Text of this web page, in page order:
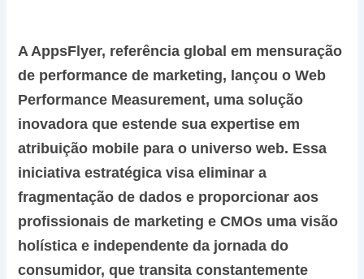
A AppsFlyer, referência global em mensuração
de performance de marketing, lançou o Web
Performance Measurement, uma solução
inovadora que estende sua expertise em
atribuição mobile para o universo web. Essa
iniciativa estratégica visa eliminar a
fragmentação de dados e proporcionar aos
profissionais de marketing e CMOs uma visão
holística e independente da jornada do
consumidor, que transita constantemente